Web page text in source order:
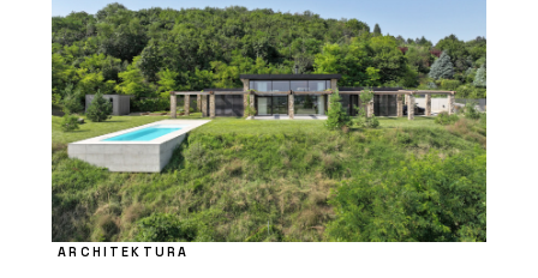
Sloupko-příčková fasáda s vysokou
tepelnou izolací MB-MT50N - Aluprof
ARCHITEKTURA